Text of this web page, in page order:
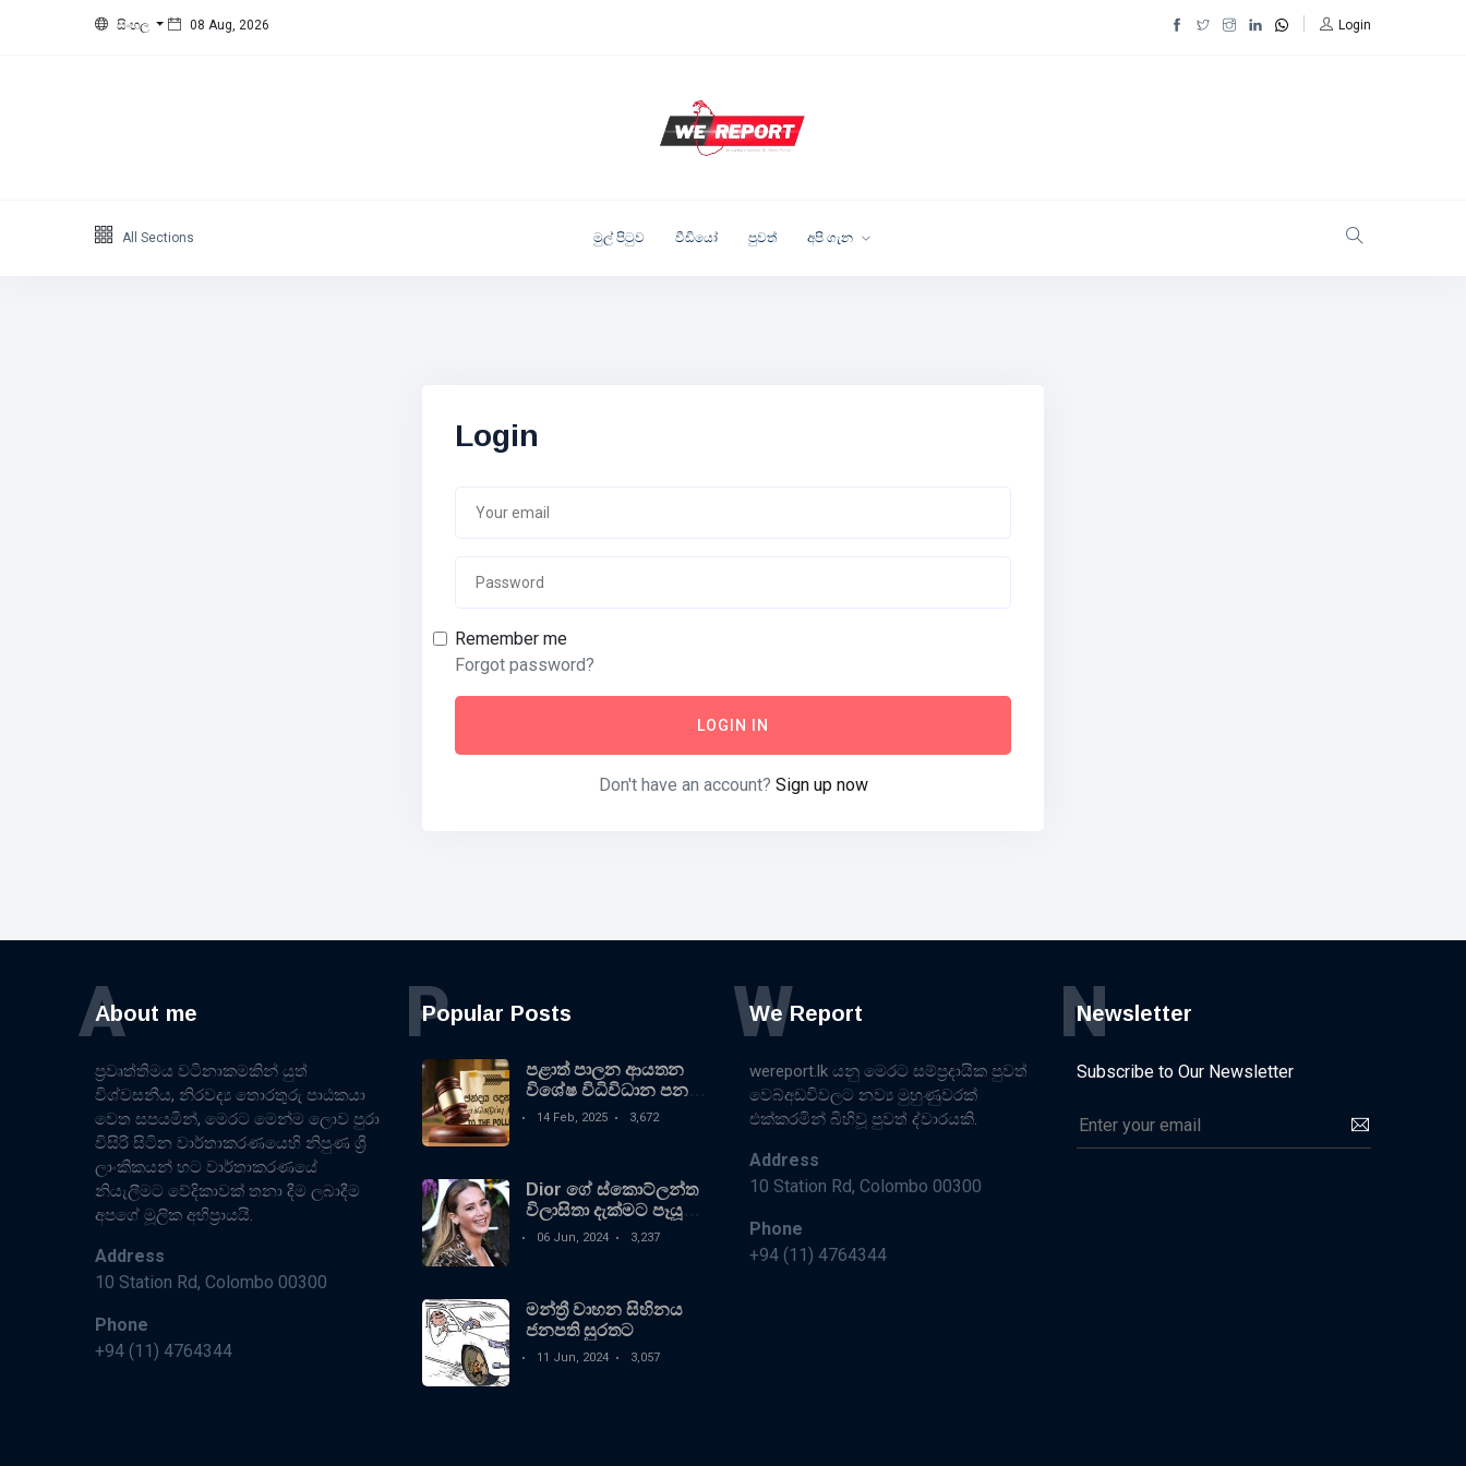
සිංහල 08 Aug, 2026 Login
All Sections මුල් පිටුව වීඩියෝ පුවත් අපි ගැන
Login
Remember me
Forgot password?
LOGIN IN
Don't have an account? Sign up now
About me
A
ප්‍රවෘත්තිමය වටිනාකමකින් යුත්
විශ්වසනීය, නිරවද්‍ය තොරතුරු පාඨකයා
වෙත සපයමින්, මෙරට මෙන්ම ලොව පුරා
විසිරි සිටින වාර්තාකරණයෙහි නිපුණ ශ්‍රී
ලාංකිකයන් හට වාර්තාකරණයේ
නියැලීමට වේදිකාවක් තනා දීම ලබාදීම
අපගේ මූලික අභිප්‍රායයි.
Address
10 Station Rd, Colombo 00300
Phone
+94 (11) 4764344
Popular Posts
P
පළාත් පාලන ආයතන
විශේෂ විධිවිධාන පනත්
කෙටුම්පතට බෙදුණු
14 Feb, 2025 3,672
Dior ගේ ස්කොට්ලන්ත
විලාසිතා දැක්මට පෑයූ
හොලිවුඩ් තරු මෙන්න
06 Jun, 2024 3,237
මන්ත්‍රී වාහන සිහිනය
ජනපති සුරතට
11 Jun, 2024 3,057
We Report
W
wereport.lk යනු මෙරට සම්ප්‍රදායික පුවත්
වෙබ්අඩවිවලට නව්‍ය මුහුණුවරක්
එක්කරමින් බිහිවූ පුවත් ද්වාරයකි.
Address
10 Station Rd, Colombo 00300
Phone
+94 (11) 4764344
Newsletter
N
Subscribe to Our Newsletter